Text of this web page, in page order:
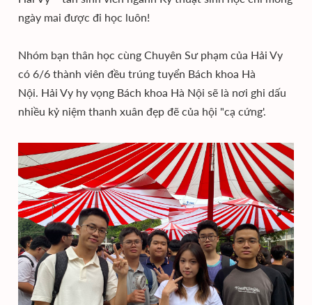
ngày mai được đi học luôn!
Nhóm bạn thân học cùng Chuyên Sư phạm của Hải Vy
có 6/6 thành viên đều trúng tuyển Bách khoa Hà
Nội. Hải Vy hy vọng Bách khoa Hà Nội sẽ là nơi ghi dấu
nhiều kỷ niệm thanh xuân đẹp đẽ của hội "cạ cứng'.